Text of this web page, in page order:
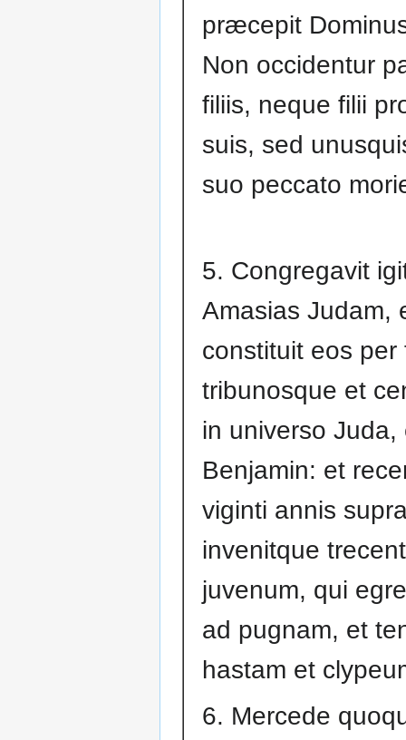
præcepit
Non occidentur
filiis, neque filii
suis, sed
suo peccato
5. Congregavit
Amasias Judam,
constituit eos per
tribunosque et
in universo Juda,
Benjamin: et
viginti annis
invenitque
juvenum, qui
ad pugnam, et
hastam et
6. Mercede